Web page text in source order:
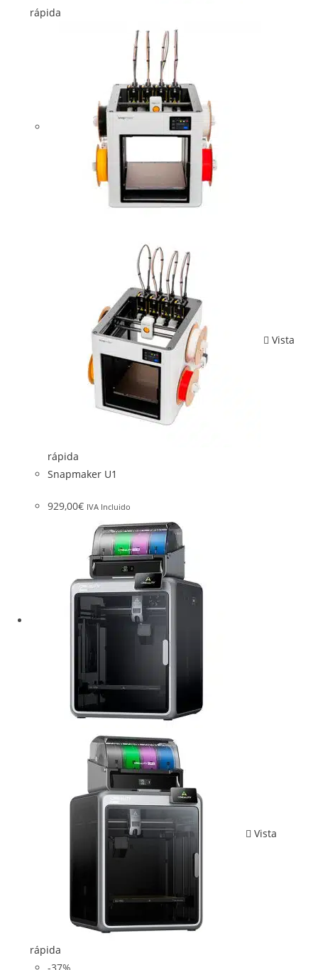
rápida
Vista
rápida
Snapmaker U1
929,00€ IVA Incluido
Vista
rápida